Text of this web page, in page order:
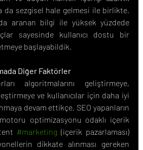
da sezgisel hale gelmesi ile birlikte,
aranan bilgi ile yüksek yüzdede
sayesinde kullanıcı dostu bir
başlayabildik.
Diğer Faktörler
algoritmalarını geliştirmeye,
ve kullanıcılar için daha iyi
devam ettikçe, SEO yapanların
optimizasyonu odaklı içerik
#marketing (içerik pazarlaması)
dikkate alınması gereken